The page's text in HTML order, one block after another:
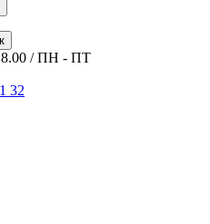
/ ПН - ПТ
32